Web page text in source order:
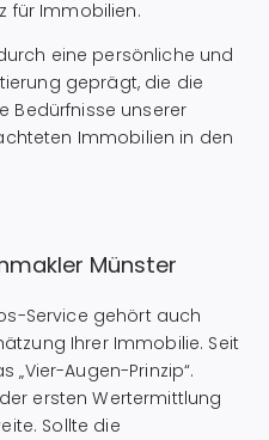
für Immobilien.
eine persönliche und
geprägt, die die
Bedürfnisse unserer
Immobilien in den
Münster
Service gehört auch
Ihrer Immobilie. Seit
„Vier-Augen-Prinzip“.
ersten Wertermittlung
Sollte die